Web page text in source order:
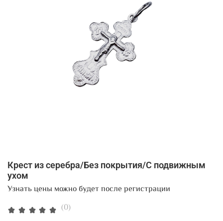
(0)
Крест из серебра/Без покрытия/С подвижным
ухом
Узнать цены можно будет после регистрации